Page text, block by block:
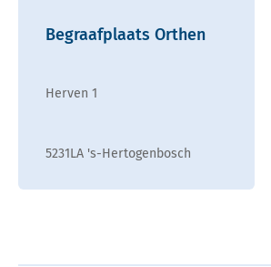
Begraafplaats Orthen
Herven 1
5231LA 's-Hertogenbosch